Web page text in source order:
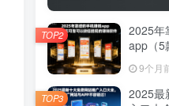
2025年
app（5
9个月
TOP2
2025最
TOP3